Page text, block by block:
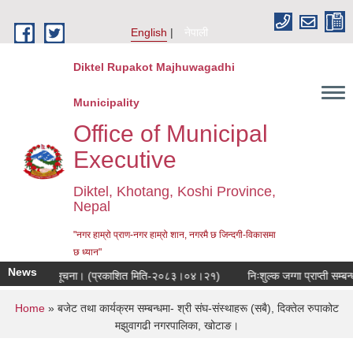
English
नेपाली
Diktel Rupakot Majhuwagadhi
Municipality
Office of Municipal
Executive
Diktel, Khotang, Koshi Province,
Nepal
"नगर हाम्रो प्राण-नगर हाम्रो शान, नगरमै छ जिन्दगी-विकासमा
छ ध्यान"
Newsसूचना। (प्रकाशित मिति-२०८३।०४।२१) निःशुल्क जग्गा प्राप्ती
You are here
Home» बजेट तथा कार्यक्रम सम्बन्धमा- श्री संघ-संस्थाहरू (सबै), दिक्तेल रुपाकोट
मझुवागढी नगरपालिका, खोटाङ।